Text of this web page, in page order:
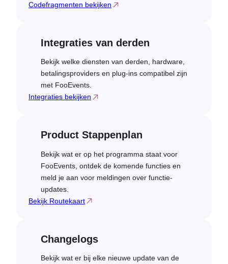
Codefragmenten bekijken
Integraties van derden
Bekijk welke diensten van derden, hardware,
betalingsproviders en plug-ins compatibel zijn
met FooEvents.
Integraties bekijken
Product Stappenplan
Bekijk wat er op het programma staat voor
FooEvents, ontdek de komende functies en
meld je aan voor meldingen over functie-
updates.
Bekijk Routekaart
Changelogs
Bekijk wat er bij elke nieuwe update van de